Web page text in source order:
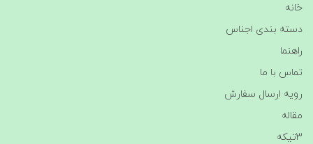
خانه
دسته بندی اجناس
راهنما
تماس با ما
رویه ارسال سفارش
مقاله
3تیکه